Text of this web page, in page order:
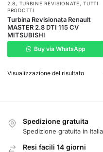
2.8, TURBINE REVISIONATE,TUTTI
PRODOTTI
Turbina Revisionata Renault
MASTER 2.8 DTI 115 CV
MITSUBISHI
Buy via WhatsApp
Visualizzazione del risultato
Spedizione gratuita
Spedizione gratuita in
Resi facili 14 giorni